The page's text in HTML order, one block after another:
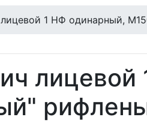
1 НФ одинарный,